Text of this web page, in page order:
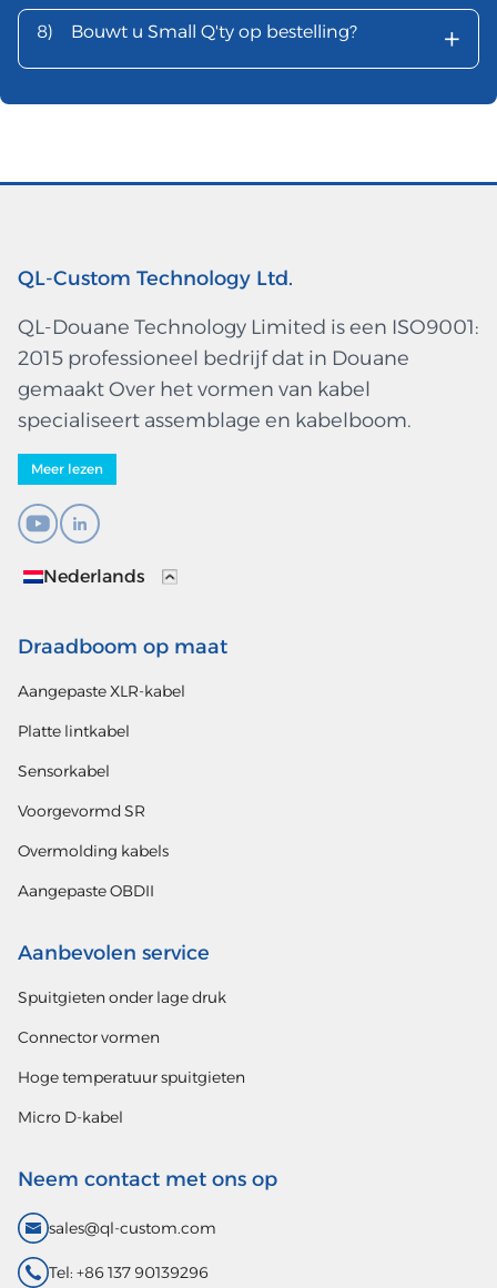
8) Bouwt u Small Q'ty op bestelling? +
QL-Custom Technology Ltd.
QL-Douane Technology Limited is een ISO9001:
2015 professioneel bedrijf dat in Douane
gemaakt Over het vormen van kabel
specialiseert assemblage en kabelboom.
Meer lezen
Nederlands
Draadboom op maat
Aangepaste XLR-kabel
Platte lintkabel
Sensorkabel
Voorgevormd SR
Overmolding kabels
Aangepaste OBDII
Aanbevolen service
Spuitgieten onder lage druk
Connector vormen
Hoge temperatuur spuitgieten
Micro D-kabel
Neem contact met ons op
sales@ql-custom.com
Tel: +86 137 90139296